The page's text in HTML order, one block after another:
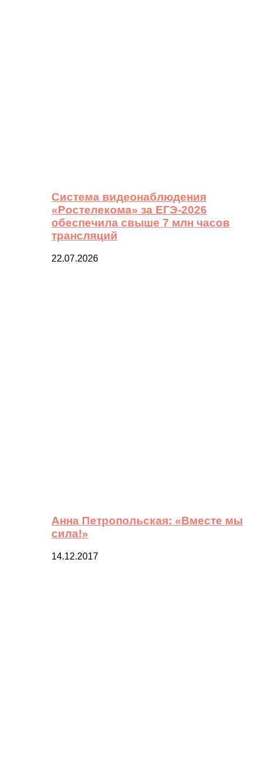
Система видеонаблюдения
«Ростелекома» за ЕГЭ-2026
обеспечила свыше 7 млн часов
трансляций
22.07.2026
Анна Петропольская: «Вместе мы
сила!»
14.12.2017